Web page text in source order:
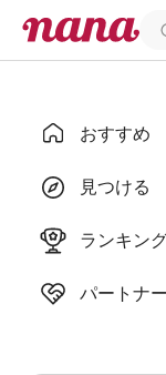
おすすめ
見つける
ランキン
パートナー